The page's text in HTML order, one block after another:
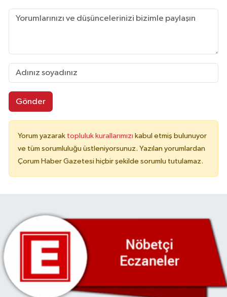
Gönder
Yorum yazarak topluluk kurallarımızı kabul etmiş bulunuyor
ve tüm sorumluluğu üstleniyorsunuz. Yazılan yorumlardan
Çorum Haber Gazetesi hiçbir şekilde sorumlu tutulamaz.